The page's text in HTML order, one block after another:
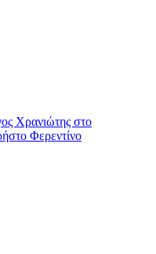
Χρανιώτης στο
Φερεντίνο